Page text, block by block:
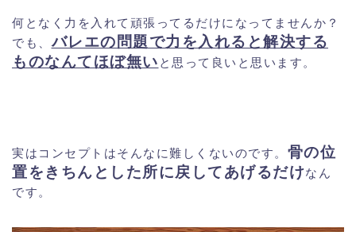
何となく力を入れて頑張ってるだけになってませんか？
でも、バレエの問題で力を入れると解決する
ものなんてほぼ無い と思って良いと思います。
実はコンセプトはそんなに難しくないのです。 骨の位
置をきちんとした所に戻してあげるだけなん
です。